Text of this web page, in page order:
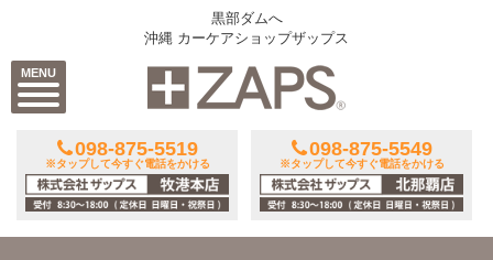
MENU
黒部ダムへ
沖縄 カーケアショップザップス
098-875-5519
※タップして今すぐ電話をかける
098-875-5549
※タップして今すぐ電話をかける